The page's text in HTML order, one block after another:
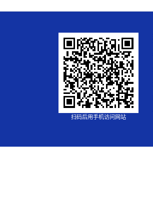
扫码后用手机访问网站